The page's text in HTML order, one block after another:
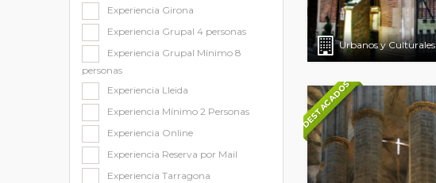
Experiencia Girona
Experiencia Grupal 4 personas
Experiencia Grupal Mínimo 8
personas
Experiencia Lleida
Experiencia Mínimo 2 Personas
Experiencia Online
Experiencia Reserva por Mail
Experiencia Tarragona
Urbanos y Culturales
DESTACADOS